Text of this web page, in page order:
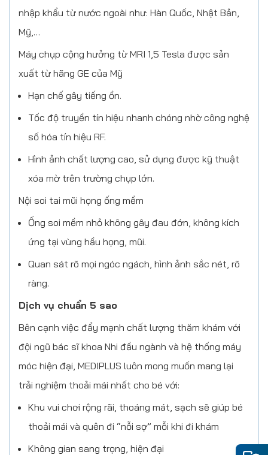
nhập khẩu từ nước ngoài như: Hàn Quốc, Nhật Bản,
Mỹ,…
Máy chụp cộng hưởng từ MRI 1,5 Tesla được sản
xuất từ hãng GE của Mỹ
Hạn chế gây tiếng ồn.
Tốc độ truyền tín hiệu nhanh chóng nhờ công nghệ
số hóa tín hiệu RF.
Hình ảnh chất lượng cao, sử dụng được kỹ thuật
xóa mờ trên trường chụp lớn.
Nội soi tai mũi họng ống mềm
Ống soi mềm nhỏ không gây đau đớn, không kích
ứng tại vùng hầu họng, mũi.
Quan sát rõ mọi ngóc ngách, hình ảnh sắc nét, rõ
ràng.
Dịch vụ chuẩn 5 sao
Bên cạnh việc đẩy mạnh chất lượng thăm khám với
đội ngũ bác sĩ khoa Nhi đầu ngành và hệ thống máy
móc hiện đại, MEDIPLUS luôn mong muốn mang lại
trải nghiệm thoải mái nhất cho bé với:
Khu vui chơi rộng rãi, thoáng mát, sạch sẽ giúp bé
thoải mái và quên đi “nỗi sợ” mỗi khi đi khám
Không gian sang trọng, hiện đại